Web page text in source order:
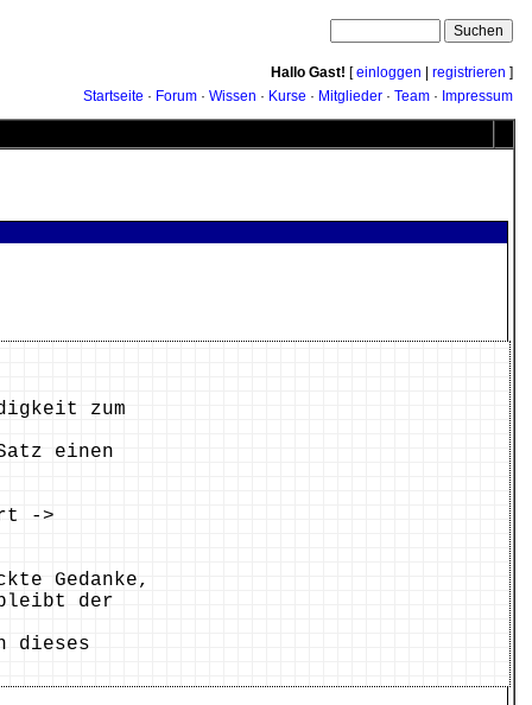
Hallo Gast! [einloggen registrieren ]
Startseite · Forum · Wissen · Kurse · Mitglieder · Team · Impressum
zum
einen
->
Gedanke,
bleibt der
dieses